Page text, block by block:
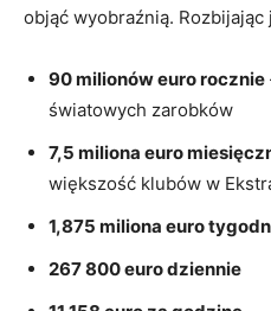
objąć wyobraźnią.
90 milionów euro rocznie
światowych zarobków
7,5 miliona euro
większość klubów w
1,875 miliona euro
267 800 euro dziennie